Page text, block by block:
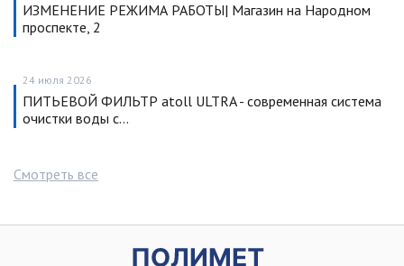
ИЗМЕНЕНИЕ РЕЖИМА РАБОТЫ| Магазин на Народном
проспекте, 2
24 июля 2026
ПИТЬЕВОЙ ФИЛЬТР atoll ULTRA - современная система
очистки воды с…
Смотреть все